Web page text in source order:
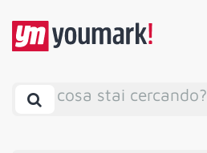
cosa stai cercando?